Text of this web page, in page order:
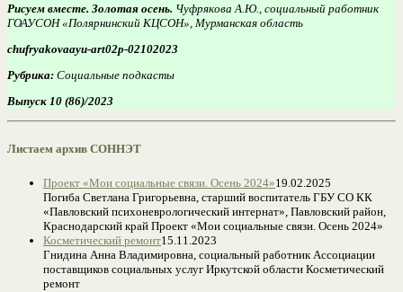
Рисуем вместе. Золотая осень. Чуфрякова А.Ю., социальный работник
ГОАУСОН «Полярнинский КЦСОН», Мурманская область
chufryakovaayu-art02p-02102023
Рубрика: Социальные подкасты
Выпуск 10 (86)/2023
Листаем архив СОННЭТ
Проект «Мои социальные связи. Осень 2024»19.02.2025
Погиба Светлана Григорьевна, старший воспитатель ГБУ СО КК
«Павловский психоневрологический интернат», Павловский район,
Краснодарский край Проект «Мои социальные связи. Осень 2024»
Косметический ремонт15.11.2023
Гнидина Анна Владимировна, социальный работник Ассоциации
поставщиков социальных услуг Иркутской области Косметический
ремонт